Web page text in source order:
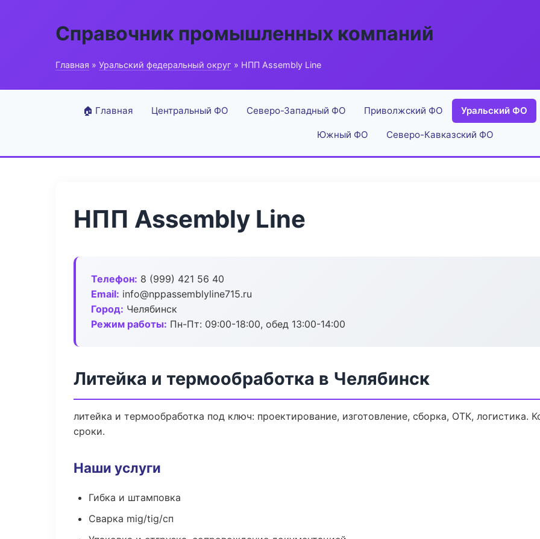
Справочник промышленных компаний
Главная » Уральский федеральный округ » НПП Assembly Line
🏠 Главная Центральный ФО Северо-Западный ФО Приволжский ФО Уральский ФО
Южный ФО Северо-Кавказский ФО
НПП Assembly Line
Телефон: 8 (999) 421 56 40
Email: info@nppassemblyline715.ru
Город: Челябинск
Режим работы: Пн-Пт: 09:00-18:00, обед 13:00-14:00
Литейка и термообработка в Челябинск
литейка и термообработка под ключ: проектирование, изготовление, сборка, ОТК, логистика.
сроки.
Наши услуги
Гибка и штамповка
Сварка mig/tig/сп